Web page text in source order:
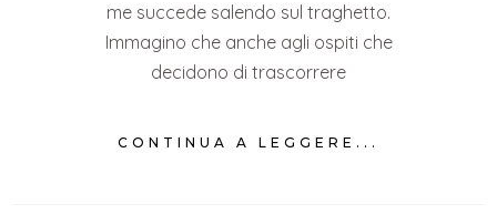
me succede salendo sul traghetto.
Immagino che anche agli ospiti che
decidono di trascorrere
CONTINUA A LEGGERE...